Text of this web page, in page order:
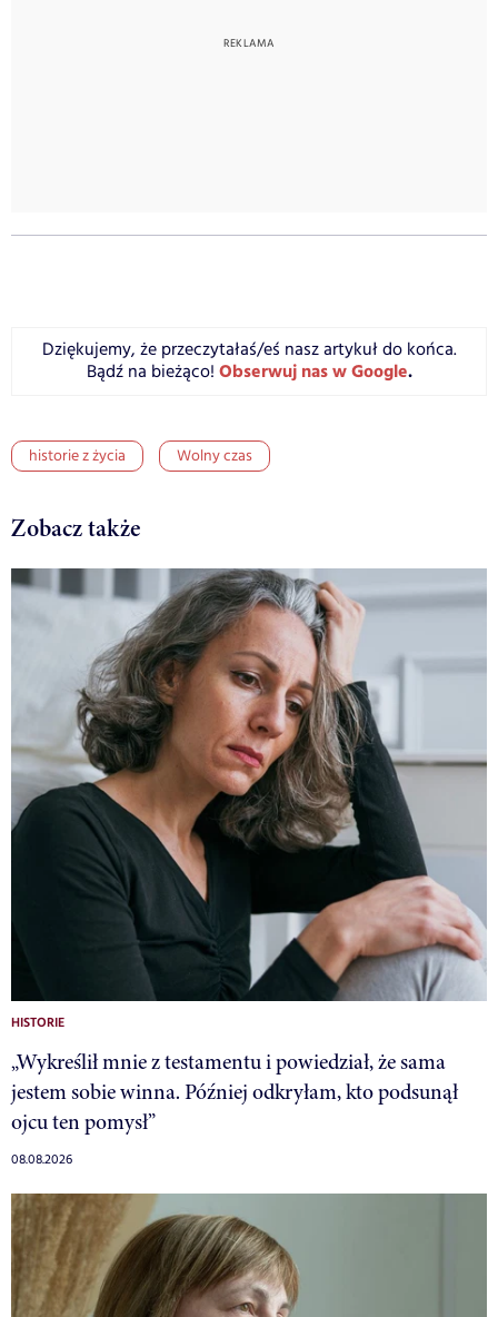
Dziękujemy, że przeczytałaś/eś nasz artykuł do końca.
Bądź na bieżąco! Obserwuj nas w Google.
historie z życia Wolny czas
Zobacz także
HISTORIE
„Wykreślił mnie z testamentu i powiedział, że sama
jestem sobie winna. Później odkryłam, kto podsunął
ojcu ten pomysł”
08.08.2026